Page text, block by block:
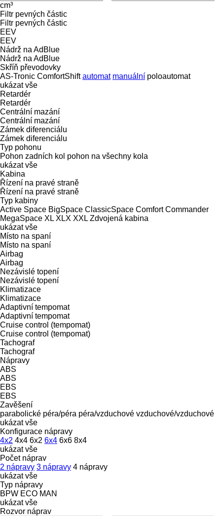
cm³
Filtr pevných částic
Filtr pevných částic
EEV
EEV
Nádrž na AdBlue
Nádrž na AdBlue
Skříň převodovky
AS-Tronic ComfortShift automat manuální poloautomat
ukázat vše
Retardér
Retardér
Centrální mazání
Centrální mazání
Zámek diferenciálu
Zámek diferenciálu
Typ pohonu
Pohon zadních kol pohon na všechny kola
ukázat vše
Kabina
Řízení na pravé straně
Řízení na pravé straně
Typ kabiny
Active Space BigSpace ClassicSpace Comfort Commander
MegaSpace XL XLX XXL Zdvojená kabina
ukázat vše
Místo na spaní
Místo na spaní
Airbag
Airbag
Nezávislé topení
Nezávislé topení
Klimatizace
Klimatizace
Adaptivní tempomat
Adaptivní tempomat
Cruise control (tempomat)
Cruise control (tempomat)
Tachograf
Tachograf
Nápravy
ABS
ABS
EBS
EBS
Zavěšení
parabolické péra/péra péra/vzduchové vzduchové/vzduchové
ukázat vše
Konfigurace nápravy
4x2 4x4 6x2 6x4 6x6 8x4
ukázat vše
Počet náprav
2 nápravy 3 nápravy 4 nápravy
ukázat vše
Typ nápravy
BPW ECO MAN
ukázat vše
Rozvor náprav